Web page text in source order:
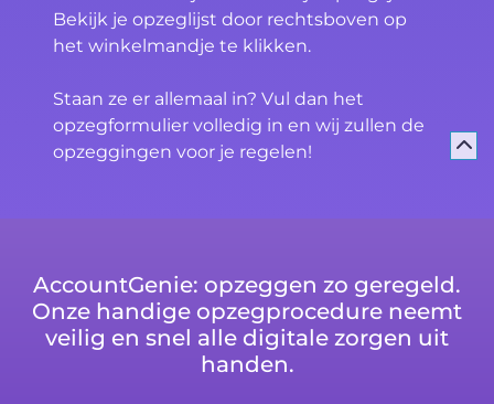
Bekijk je opzeglijst door rechtsboven op
het winkelmandje te klikken.
Staan ze er allemaal in? Vul dan het
opzegformulier volledig in en wij zullen de
opzeggingen voor je regelen!
AccountGenie: opzeggen zo geregeld.
Onze handige opzegprocedure neemt
veilig en snel alle digitale zorgen uit
handen.